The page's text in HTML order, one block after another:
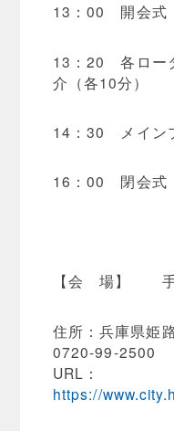
13：00 開会式
13：20 各ロー
介（各10分）
14：30 メイン
16：00 閉会式
【会 場】 手
住所：兵庫県
0720-99-2500
URL：
https://